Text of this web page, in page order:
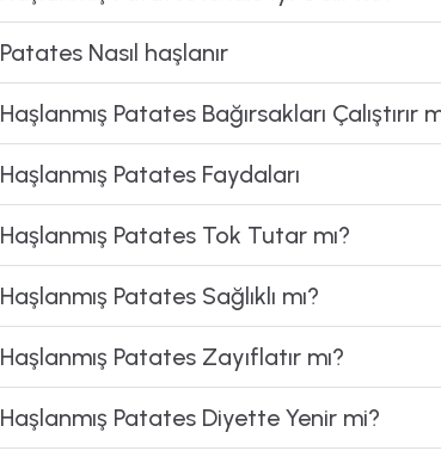
Patates Nasıl haşlanır
Haşlanmış Patates Bağırsakları Çalıştırır
Haşlanmış Patates Faydaları
Haşlanmış Patates Tok Tutar mı?
Haşlanmış Patates Sağlıklı mı?
Haşlanmış Patates Zayıflatır mı?
Haşlanmış Patates Diyette Yenir mi?